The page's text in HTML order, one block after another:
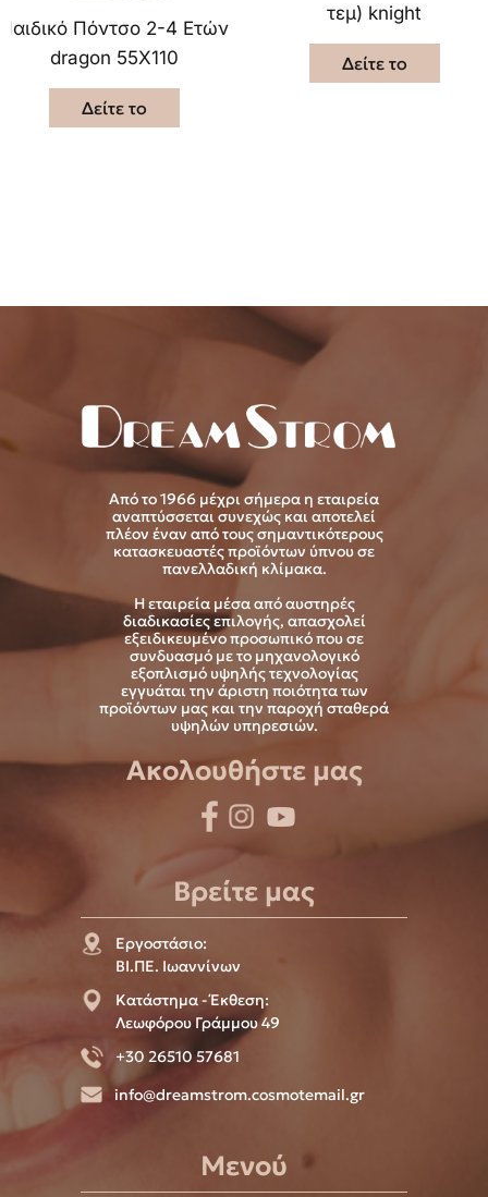
Παιδικό Πόντσο 2-4 Ετών
dragon 55X110
Δείτε το
τεμ) knight
Δείτε το
Από το 1966 μέχρι σήμερα η εταιρεία
αναπτύσσεται συνεχώς και αποτελεί
πλέον έναν από τους σημαντικότερους
κατασκευαστές προϊόντων ύπνου σε
πανελλαδική κλίμακα.
Η εταιρεία μέσα από αυστηρές
διαδικασίες επιλογής, απασχολεί
εξειδικευμένο προσωπικό που σε
συνδυασμό με το μηχανολογικό
εξοπλισμό υψηλής τεχνολογίας
εγγυάται την άριστη ποιότητα των
προϊόντων μας και την παροχή σταθερά
υψηλών υπηρεσιών.
Ακολουθήστε μας
Βρείτε μας
Εργοστάσιο:
ΒΙ.ΠΕ. Ιωαννίνων
Κατάστημα - Έκθεση:
Λεωφόρου Γράμμου 49
+30 26510 57681
info@dreamstrom.cosmotemail.gr
Μενού